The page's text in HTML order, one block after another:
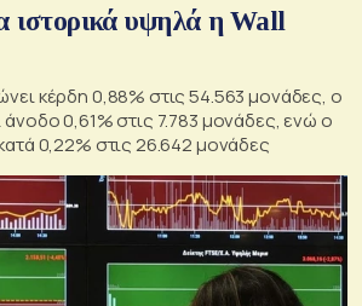
ιστορικά υψηλά η Wall
κέρδη 0,88% στις 54.563 μονάδες, ο
άνοδο 0,61% στις 7.783 μονάδες, ενώ ο
0,22% στις 26.642 μονάδες